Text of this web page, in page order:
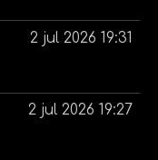
2 jul 2026 19:31
2 jul 2026 19:27